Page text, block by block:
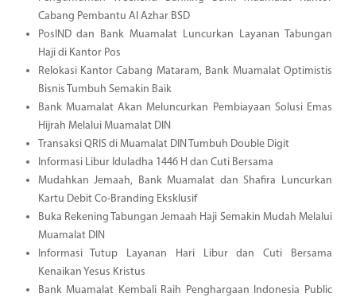
Cabang Pembantu Al Azhar BSD
PosIND dan Bank Muamalat Luncurkan Layanan Tabungan
Haji di Kantor Pos
Relokasi Kantor Cabang Mataram, Bank Muamalat Optimistis
Bisnis Tumbuh Semakin Baik
Bank Muamalat Akan Meluncurkan Pembiayaan Solusi Emas
Hijrah Melalui Muamalat DIN
Transaksi QRIS di Muamalat DIN Tumbuh Double Digit
Informasi Libur Iduladha 1446 H dan Cuti Bersama
Mudahkan Jemaah, Bank Muamalat dan Shafira Luncurkan
Kartu Debit Co-Branding Eksklusif
Buka Rekening Tabungan Jemaah Haji Semakin Mudah Melalui
Muamalat DIN
Informasi Tutup Layanan Hari Libur dan Cuti Bersama
Kenaikan Yesus Kristus
Bank Muamalat Kembali Raih Penghargaan Indonesia Public